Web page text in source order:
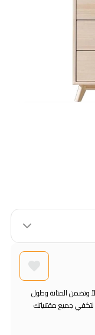
المتانة وطول
جميع مقتنياتك